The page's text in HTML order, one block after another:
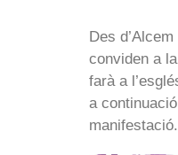
Des
conviden a
farà a
a
manifestació.